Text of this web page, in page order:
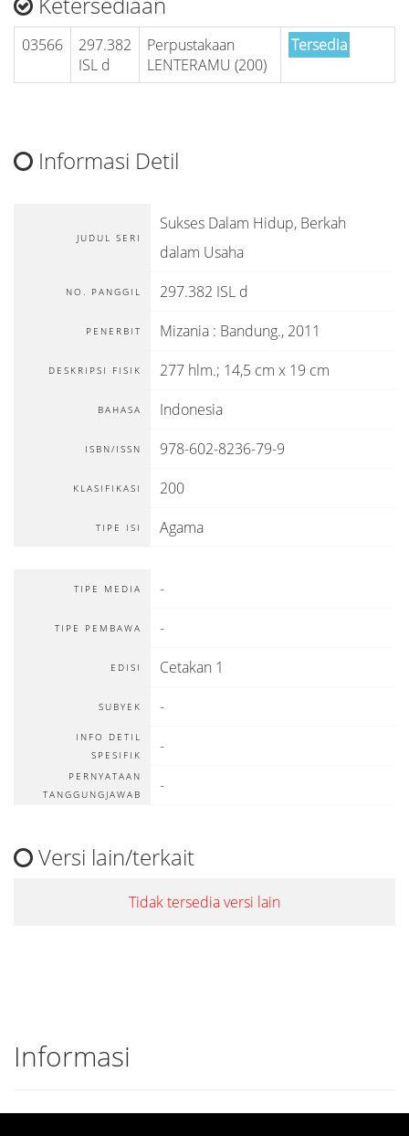
03566
297.382
ISL d
Perpustakaan
LENTERAMU (200)
Tersedia
Informasi Detil
JUDUL SERI
Sukses Dalam Hidup, Berkah
dalam Usaha
NO. PANGGIL 297.382 ISL d
PENERBIT Mizania : Bandung., 2011
DESKRIPSI FISIK 277 hlm.; 14,5 cm x 19 cm
BAHASA Indonesia
ISBN/ISSN 978-602-8236-79-9
KLASIFIKASI 200
TIPE ISI Agama
TIPE MEDIA -
TIPE PEMBAWA -
EDISI Cetakan 1
SUBYEK -
INFO DETIL
SPESIFIK
-
PERNYATAAN
TANGGUNGJAWAB
-
Versi lain/terkait
Tidak tersedia versi lain
Informasi